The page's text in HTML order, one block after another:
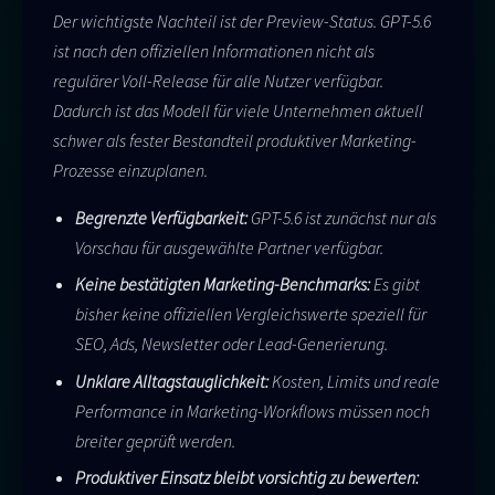
Der wichtigste Nachteil ist der Preview-Status. GPT-5.6
ist nach den offiziellen Informationen nicht als
regulärer Voll-Release für alle Nutzer verfügbar.
Dadurch ist das Modell für viele Unternehmen aktuell
schwer als fester Bestandteil produktiver Marketing-
Prozesse einzuplanen.
Begrenzte Verfügbarkeit:GPT-5.6 ist zunächst nur als
Vorschau für ausgewählte Partner verfügbar.
Keine bestätigten Marketing-Benchmarks:Es gibt
bisher keine offiziellen Vergleichswerte speziell für
SEO, Ads, Newsletter oder Lead-Generierung.
Unklare Alltagstauglichkeit:Kosten, Limits und reale
Performance in Marketing-Workflows müssen noch
breiter geprüft werden.
Produktiver Einsatz bleibt vorsichtig zu bewerten: